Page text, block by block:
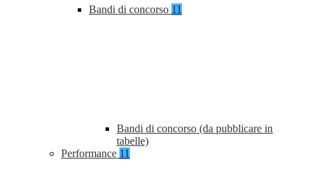
Bandi di concorso 11
Bandi di concorso (da pubblicare in
tabelle)
Performance 11